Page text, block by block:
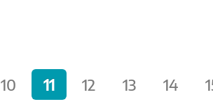
10 11 12 13 14